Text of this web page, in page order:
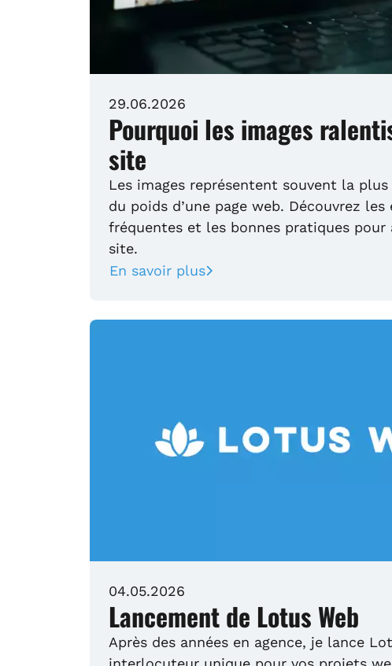
29.06.2026
Pourquoi les images
site
Les images représentent souvent la
du poids d’une page web. Découvrez
fréquentes et les bonnes pratiques pour
site.
En savoir plus
04.05.2026
Lancement de Lotus Web
Après des années en agence, je lance